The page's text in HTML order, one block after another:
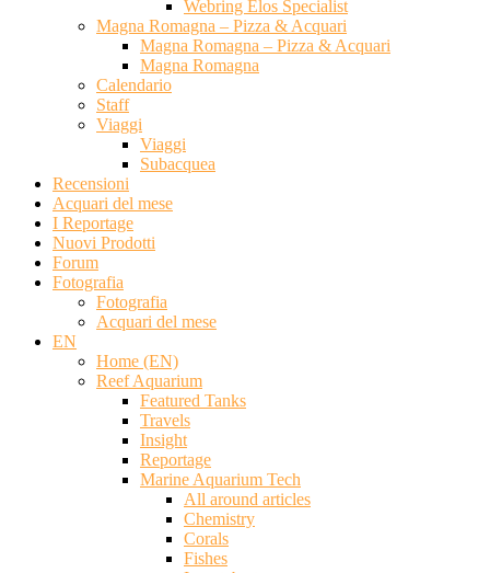
Webring Elos Specialist
Magna Romagna – Pizza & Acquari
Magna Romagna – Pizza & Acquari
Magna Romagna
Calendario
Staff
Viaggi
Viaggi
Subacquea
Recensioni
Acquari del mese
I Reportage
Nuovi Prodotti
Forum
Fotografia
Fotografia
Acquari del mese
EN
Home (EN)
Reef Aquarium
Featured Tanks
Travels
Insight
Reportage
Marine Aquarium Tech
All around articles
Chemistry
Corals
Fishes